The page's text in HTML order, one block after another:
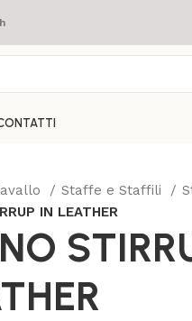
Staffe e Staffili
IN LEATHER